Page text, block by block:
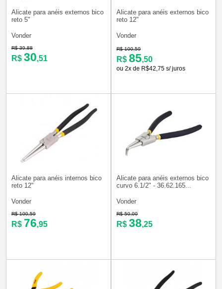
Alicate para anéis externos bico
reto 5"
Vonder
R$ 39,88
R$ 30,51
Alicate para anéis externos bico
reto 12"
Vonder
R$ 100,59
R$ 85,50
ou 2x de R$42,75 s/ juros
Alicate para anéis internos bico
reto 12"
Vonder
R$ 100,59
R$ 76,95
Alicate para anéis externos bico
curvo 6.1/2" - 36.62.165...
Vonder
R$ 50,00
R$ 38,25